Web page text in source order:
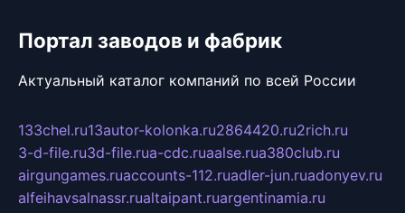
Портал заводов и фабрик
Актуальный каталог компаний по всей России
133chel.ru13autor-kolonka.ru2864420.ru2rich.ru
3-d-file.ru3d-file.rua-cdc.ruaalse.rua380club.ru
airgungames.ruaccounts-112.ruadler-jun.ruadonyev.ru
alfeihavsalnassr.rualtaipant.ruargentinamia.ru